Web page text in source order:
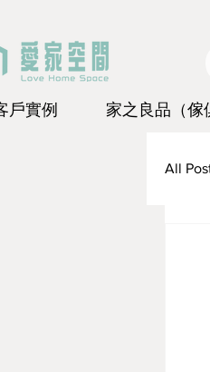
戶實例 家之良品（傢
All